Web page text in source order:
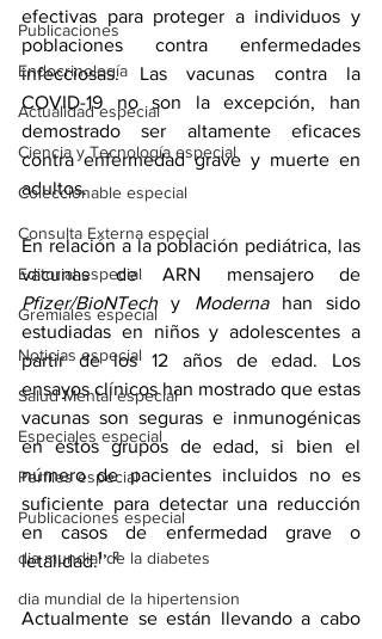
Publicaciones
Endocrinología
Actualidad especial
Ciencia y Tecnología especial
Coleccionable especial
Consulta Externa especial
Editorial especial
Gremiales especial
Noticias especial
Salud Mental especial
Especiales especial
Perfiles especial
Publicaciones especial
dia mundial de la diabetes
dia mundial de la hipertension
efectivas para proteger a individuos y
poblaciones contra enfermedades
infecciosas. Las vacunas contra la
COVID-19 no son la excepción, han
demostrado ser altamente eficaces
contra enfermedad grave y muerte en
adultos.
En relación a la población pediátrica, las
Pfizer/BioNTech y Moderna han sido
estudiadas en niños y adolescentes a
partir de los 12 años de edad. Los
ensayos clínicos han mostrado que estas
vacunas son seguras e inmunogénicas
en estos grupos de edad, si bien el
número de pacientes incluidos no es
suficiente para detectar una reducción
en casos de enfermedad grave o
letalidad.¹’ ²
Actualmente se están llevando a cabo